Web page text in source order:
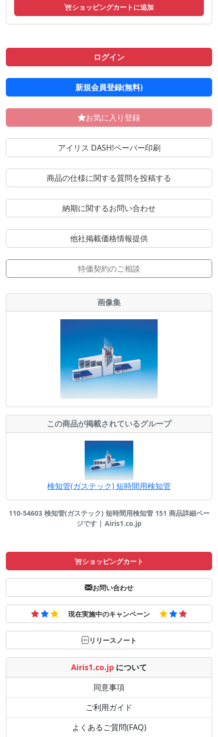
ショッピングカートに追加
ログイン
新規会員登録(無料)
お気に入り登録
アイリス DASH!ペーパー印刷
商品の仕様に関する質問を投稿する
納期に関するお問い合わせ
他社掲載価格情報提供
特価契約のご相談
画像集
この商品が掲載されているグループ
検知管(ガステック) 短時間用検知管
110-54603 検知管(ガステック) 短時間用検知管 151 商品詳細ペー
ジです | Airis1.co.jp
ショッピングカート
お問い合わせ
現在実施中のキャンペーン
リリースノート
Airis1.co.jp について
同意事項
ご利用ガイド
よくあるご質問(FAQ)